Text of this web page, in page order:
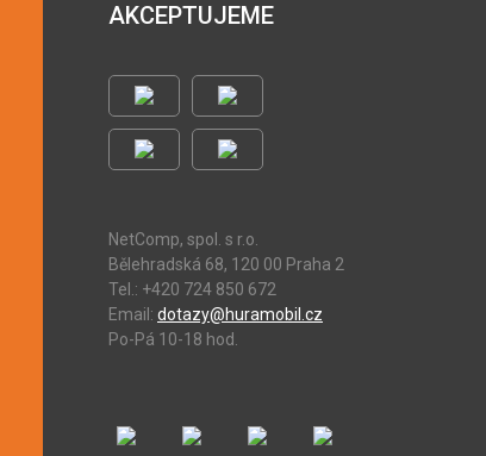
AKCEPTUJEME
NetComp, spol. s r.o.
Bělehradská 68, 120 00 Praha 2
Tel.: +420 724 850 672
Email: dotazy@huramobil.cz
Po-Pá 10-18 hod.